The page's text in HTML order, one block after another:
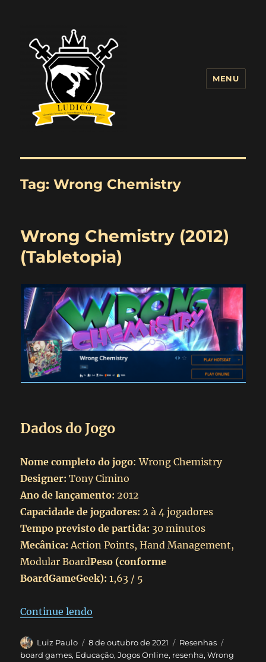
MENU
Tag:Wrong Chemistry
Wrong Chemistry (2012)
(Tabletopia)
Dados do Jogo
Nome completo do jogo: Wrong Chemistry
Designer: Tony Cimino
Ano de lançamento: 2012
Capacidade de jogadores: 2 à 4 jogadores
Tempo previsto de partida: 30 minutos
Mecânica: Action Points, Hand Management,
Modular BoardPeso (conforme
BoardGameGeek): 1,63 / 5
Continue lendo
Autor
Luiz Paulo
Publicado
em
8 de outubro de 2021 Categorias
Resenhas
board games, Educação,Jogos Online, resenha,Wrong